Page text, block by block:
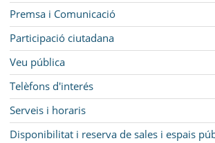
Premsa i Comunicació
Participació ciutadana
Veu pública
Telèfons d'interés
Serveis i horaris
Disponibilitat i reserva de sales i espais